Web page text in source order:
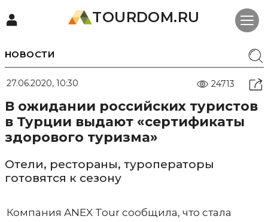
TOURDOM.RU
НОВОСТИ
27.06.2020, 10:30 24713
В ожидании российских туристов
в Турции выдают «сертификаты
здорового туризма»
Отели, рестораны, туроператоры
готовятся к сезону
Компания ANEX Tour сообщила, что стала